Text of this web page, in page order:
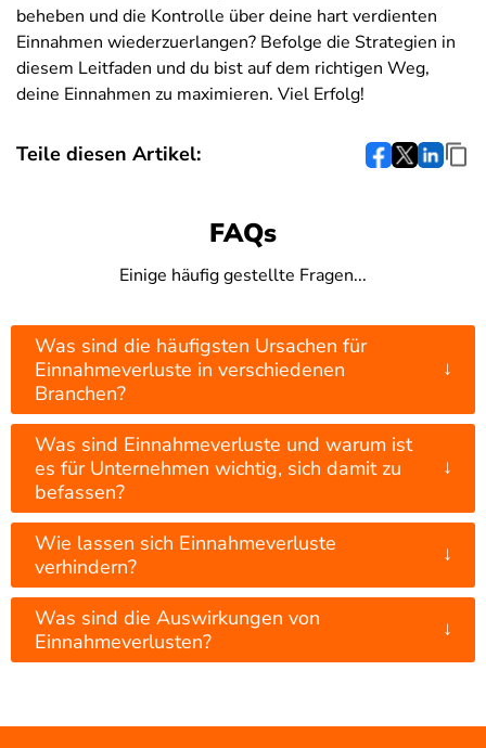
beheben und die Kontrolle über deine hart verdienten
Einnahmen wiederzuerlangen? Befolge die Strategien in
diesem Leitfaden und du bist auf dem richtigen Weg,
deine Einnahmen zu maximieren. Viel Erfolg!
Teile diesen Artikel:
FAQs
Einige häufig gestellte Fragen...
Was sind die häufigsten Ursachen für
Einnahmeverluste in verschiedenen
Branchen?
↓
Was sind Einnahmeverluste und warum ist
es für Unternehmen wichtig, sich damit zu
befassen?
↓
Wie lassen sich Einnahmeverluste
verhindern?
↓
Was sind die Auswirkungen von
Einnahmeverlusten?
↓